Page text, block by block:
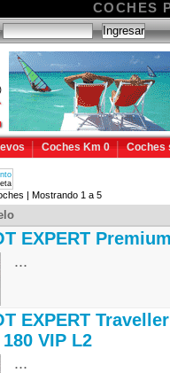
COCHES
Coches Km 0 Coches
| Mostrando 1 a 5
EXPERT
...
EXPERT Traveller
VIP L2
...